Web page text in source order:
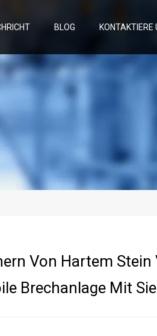
BLOG KONTAKTIERE
Von Hartem Stein
Brechanlage Mit